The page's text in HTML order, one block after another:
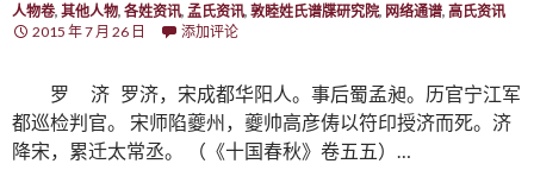
人物卷, 其他人物, 各姓资讯, 孟氏资讯, 敦睦姓氏谱牒研究院, 网络通谱, 高氏资讯
2015 年 7 月 26 日
添加评论
罗 济 罗济，宋成都华阳人。事后蜀孟昶。历官宁江军
都巡检判官。 宋师陷夔州，夔帅高彦俦以符印授济而死。济
降宋，累迁太常丞。 （《十国春秋》卷五五）…